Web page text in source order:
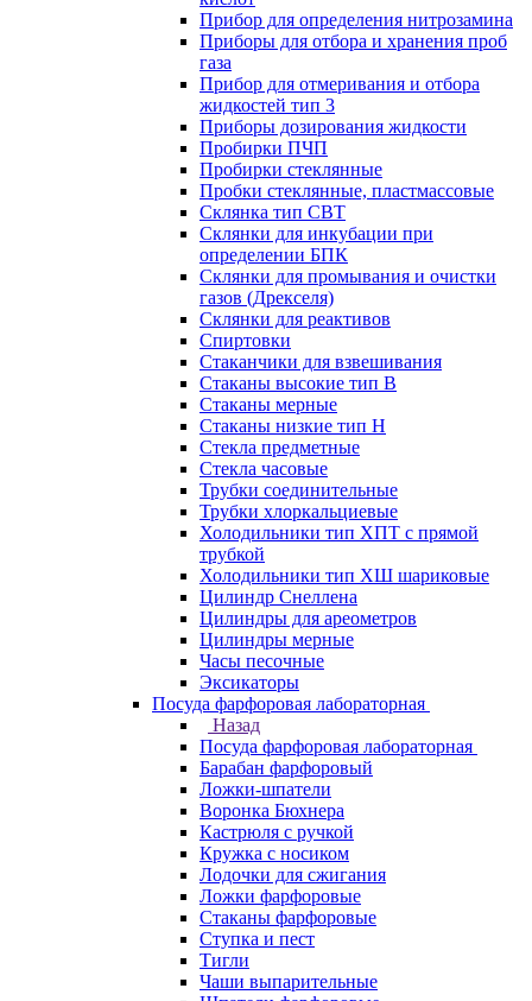
Прибор для определения нитрозамина
Приборы для отбора и хранения проб
газа
Прибор для отмеривания и отбора
жидкостей тип 3
Приборы дозирования жидкости
Пробирки ПЧП
Пробирки стеклянные
Пробки стеклянные, пластмассовые
Склянка тип СВТ
Склянки для инкубации при
определении БПК
Склянки для промывания и очистки
газов (Дрекселя)
Склянки для реактивов
Спиртовки
Стаканчики для взвешивания
Стаканы высокие тип В
Стаканы мерные
Стаканы низкие тип Н
Стекла предметные
Стекла часовые
Трубки соединительные
Трубки хлоркальциевые
Холодильники тип ХПТ с прямой
трубкой
Холодильники тип ХШ шариковые
Цилиндр Снеллена
Цилиндры для ареометров
Цилиндры мерные
Часы песочные
Эксикаторы
Посуда фарфоровая лабораторная
Назад
Посуда фарфоровая лабораторная
Барабан фарфоровый
Ложки-шпатели
Воронка Бюхнера
Кастрюля с ручкой
Кружка с носиком
Лодочки для сжигания
Ложки фарфоровые
Стаканы фарфоровые
Ступка и пест
Тигли
Чаши выпарительные